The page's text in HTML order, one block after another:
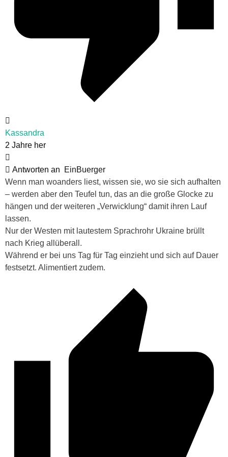
Kassandra
2 Jahre her
Antworten an
EinBuerger
Wenn man woanders liest, wissen sie, wo sie sich aufhalten
– werden aber den Teufel tun, das an die große Glocke zu
hängen und der weiteren „Verwicklung“ damit ihren Lauf
lassen.
Nur der Westen mit lautestem Sprachrohr Ukraine brüllt
nach Krieg allüberall.
Während er bei uns Tag für Tag einzieht und sich auf Dauer
festsetzt. Alimentiert zudem.